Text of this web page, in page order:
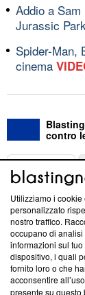
Addio a
Jurassic Park
Spider-Man,
cinema
contro
ABOUT
Questa
News, sui
creare news di
‘Trust Project -
ancora
parte; Trust
conformità agli
Utilizziamo i
personalizzato
nostro traffico.
occupano di
informazioni sul
dispositivo, i quali
fornito loro o che
acconsentire
presente su